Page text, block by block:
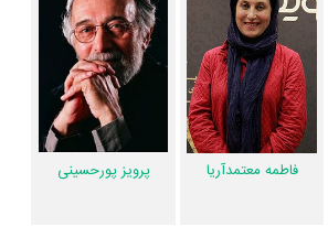
سوی تیم رسانه‌ای اثر و یا توسط دیگر رسانه‌ها درباره
شده است، می‌خوانیم: «مستندی درباره استاد بهرام
تئاتر در گفتگویی با همکاران ایشان و همچنین
و هنر.»
کارگردان و بازیگران
فاطمه معتمدآریا پرویز پورحسینی